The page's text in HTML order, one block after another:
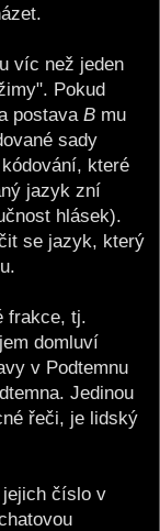
víc než jeden
Pokud
postava B mu
sady
které
jazyk zní
hlásek).
se jazyk, který
frakce, tj.
domluví
v Podtemnu
Jedinou
řeči, je lidský
číslo v